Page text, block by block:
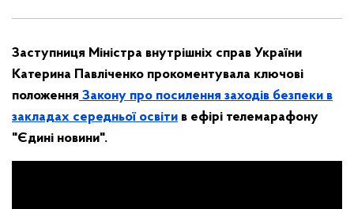
Заступниця Міністра внутрішніх справ України
Катерина Павліченко прокоментувала ключові
положення Закону про посилення заходів безпеки в
закладах середньої освіти в ефірі телемарафону
"Єдині новини".